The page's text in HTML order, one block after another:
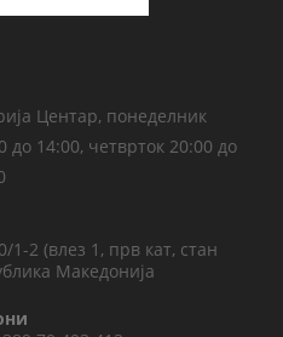
Центар, понеделник
до 14:00, четврток 20:00 до
2 (влез 1, прв кат, стан
Македонија